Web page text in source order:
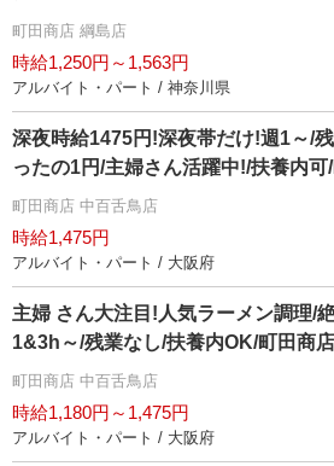
町田商店 綱島店
時給1,250円～1,563円
アルバイト・パート / 神奈川県
深夜時給1475円!深夜帯だけ!週1～/
ったの1円/主婦さん活躍中!/扶養内可
町田商店 中百舌鳥店
時給1,475円
アルバイト・パート / 大阪府
主婦 さん大注目!人気ラーメン調理/
1&3h～/残業なし/扶養内OK/町田商店
町田商店 中百舌鳥店
時給1,180円～1,475円
アルバイト・パート / 大阪府